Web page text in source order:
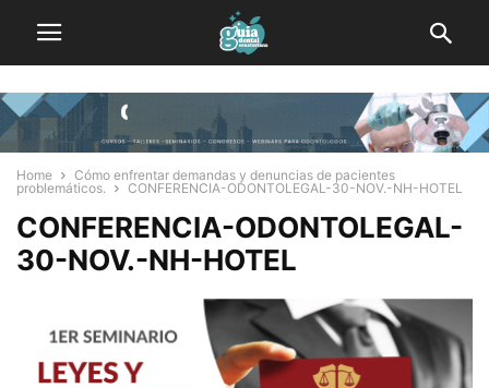
Home
Cómo enfrentar demandas y denuncias de pacientes
problemáticos.
CONFERENCIA-ODONTOLEGAL-30-NOV.-NH-HOTEL
CONFERENCIA-ODONTOLEGAL-
30-NOV.-NH-HOTEL